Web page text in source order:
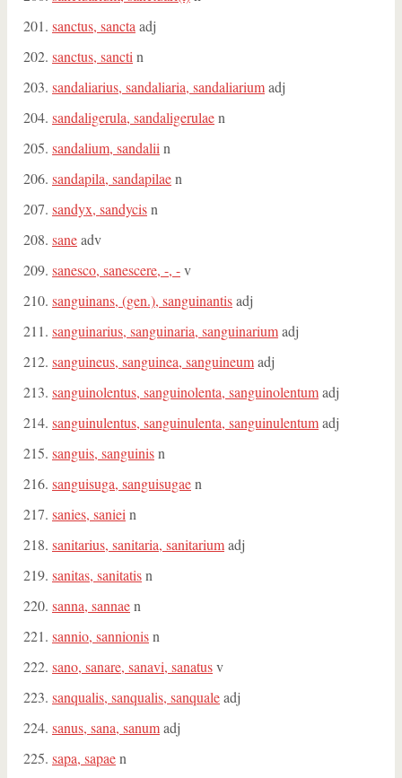
sanctus, sancta adj
sanctus, sancti n
sandaliarius, sandaliaria, sandaliariumadj
sandaligerula, sandaligerulaen
sandalium, sandalii n
sandapila, sandapilaen
sandyx, sandycisn
saneadv
sanesco, sanescere, -, -v
sanguinans, (gen.), sanguinantisadj
sanguinarius, sanguinaria, sanguinariumadj
sanguineus, sanguinea, sanguineumadj
sanguinolentus, sanguinolenta, sanguinolentumadj
sanguinulentus, sanguinulenta, sanguinulentumadj
sanguis, sanguinisn
sanguisuga, sanguisugaen
sanies, saniei n
sanitarius, sanitaria, sanitariumadj
sanitas, sanitatisn
sanna, sannaen
sannio, sannionisn
sano, sanare, sanavi, sanatusv
sanqualis, sanqualis, sanqualeadj
sanus, sana, sanumadj
sapa, sapaen